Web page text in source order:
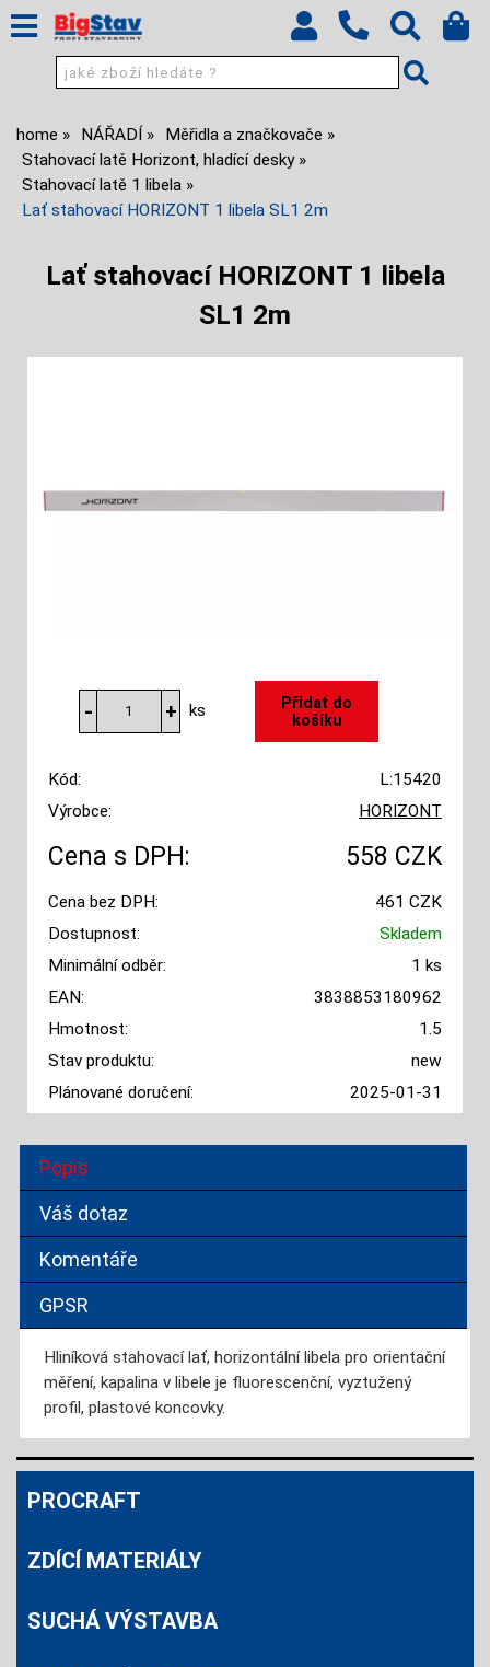
home NÁŘADÍ
Měřidla a značkovače
Stahovací latě Horizont, hladící desky
Stahovací latě 1 libela
Lať stahovací HORIZONT 1 libela SL1 2m
Lať stahovací HORIZONT 1 libela
SL1 2m
ks
Kód:
L:15420
Výrobce:
HORIZONT
Cena s DPH: 558 CZK
Cena bez DPH:
461 CZK
Dostupnost:
Skladem
Minimální odběr:
1 ks
EAN:
3838853180962
Hmotnost:
1.5
Stav produktu:
new
Plánované doručení:
2025-01-31
Popis
Váš dotaz
Komentáře
GPSR
Hliníková stahovací lať, horizontální libela pro orientační
měření, kapalina v libele je fluorescenční, vyztužený
profil, plastové koncovky.
PROCRAFT
ZDÍCÍ MATERIÁLY
SUCHÁ VÝSTAVBA